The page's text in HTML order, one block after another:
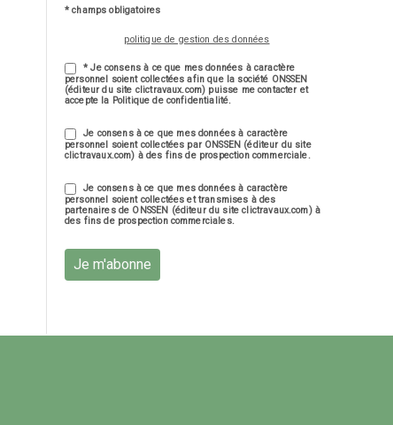
* champs obligatoires
politique de gestion des données
* Je consens à ce que mes données à caractère
personnel soient collectées afin que la société ONSSEN
(éditeur du site clictravaux.com) puisse me contacter et
accepte la Politique de confidentialité.
Je consens à ce que mes données à caractère
personnel soient collectées par ONSSEN (éditeur du site
clictravaux.com) à des fins de prospection commerciale.
Je consens à ce que mes données à caractère
personnel soient collectées et transmises à des
partenaires de ONSSEN (éditeur du site clictravaux.com) à
des fins de prospection commerciales.
Je m'abonne